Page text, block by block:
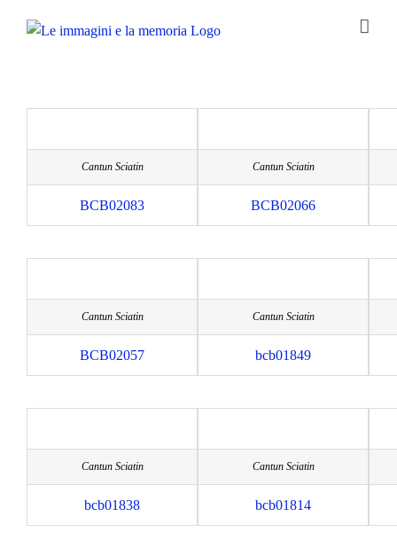
Cantun Sciatin
BCB02083
Cantun Sciatin
BCB02066
Cantun Sciatin
BCB02057
Cantun Sciatin
bcb01849
Cantun Sciatin
bcb01838
Cantun Sciatin
bcb01814